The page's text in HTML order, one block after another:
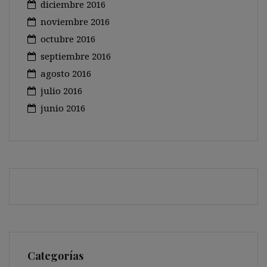
diciembre 2016
noviembre 2016
octubre 2016
septiembre 2016
agosto 2016
julio 2016
junio 2016
Categorías